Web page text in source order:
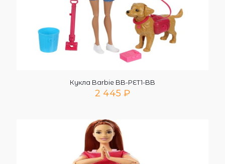
Кукла Barbie BB-PET1-BB
2 445 ₽